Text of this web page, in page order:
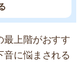
最上階がおすす
音に悩まされる